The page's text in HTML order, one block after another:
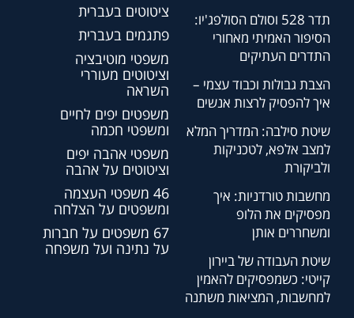
תדר 528 וסולם הסולפג'יו:
הסיפור האמיתי מאחורי
התדרים העתיקים
הצבת גבולות וכבוד עצמי –
איך להפסיק לרצות אנשים
שיטת סילבה: המדריך המלא
למצב אלפא, לטכניקות
ולביקורת
מחשבות טורדניות: איך
מפסיקים את הלופ
ומשחררים אותן
שיטת העבודה של ביירון
קייטי: כשמפסיקים להאמין
למחשבות, המציאות משתנה
ציטוטים בעברית
פתגמים בעברית
משפטי מוטיבציה
וציטוטים מעוררי
השראה
משפטים יפים לחיים
ומשפטי חכמה
משפטי אהבה יפים
וציטוטים על אהבה
46 משפטי העצמה
ומשפטים על הצלחה
67 משפטים על חברות
על נתינה ועל משפחה